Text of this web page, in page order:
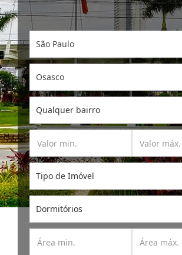
São Paulo
Osasco
Qualquer bairro
Tipo de Imóvel
Dormitórios